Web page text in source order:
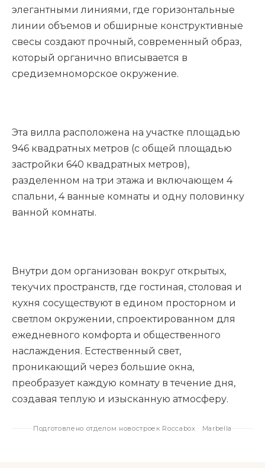
элегантными линиями, где горизонтальные
линии объемов и обширные конструктивные
свесы создают прочный, современный образ,
который органично вписывается в
средиземноморское окружение.
Эта вилла расположена на участке площадью
946 квадратных метров (с общей площадью
застройки 640 квадратных метров),
разделенном на три этажа и включающем 4
спальни, 4 ванные комнаты и одну половинку
ванной комнаты.
Внутри дом организован вокруг открытых,
текучих пространств, где гостиная, столовая и
кухня сосуществуют в едином просторном и
светлом окружении, спроектированном для
ежедневного комфорта и общественного
наслаждения. Естественный свет,
проникающий через большие окна,
преобразует каждую комнату в течение дня,
создавая теплую и изысканную атмосферу.
Подготовлено отделом новостроек Roccabox · Marbella